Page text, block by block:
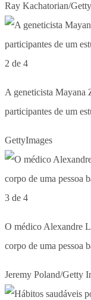
Ray Kachatorian/
2 de 4
A geneticista Mayana
participantes de um
GettyImages
3 de 4
O médico Alexandre
corpo de uma pessoa
Jeremy Poland/Getty